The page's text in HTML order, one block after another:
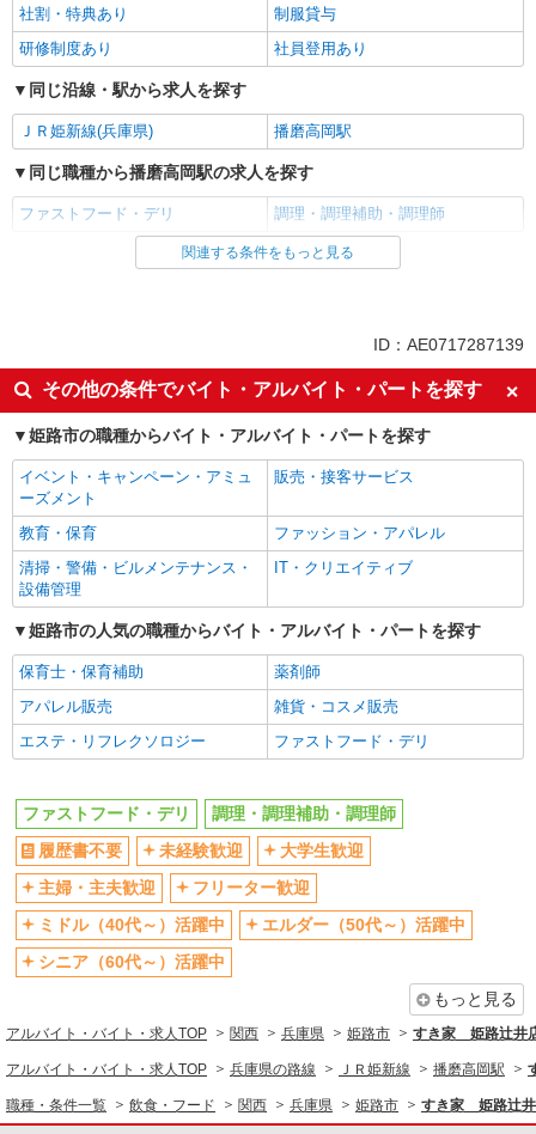
社割・特典あり
制服貸与
研修制度あり
社員登用あり
同じ沿線・駅から求人を探す
ＪＲ姫新線(兵庫県) 播磨高岡駅
同じ職種から播磨高岡駅の求人を探す
ファストフード・デリ 調理・調理補助・調理師
同じ雇用形態から播磨高岡駅の求人を探す
履歴書不要
未経験歓迎
大学生歓迎
主婦・主夫歓迎
フリーター歓迎
ミドル（40代～）活躍中
エルダー（50代～）活躍中
シニア（60代～）活躍中
週2～3日勤務OK
短時間勤務（1日4h以内）OK
深夜
車通勤OK
扶養内勤務OK
社会保険あり
まかない・食事補助
社割・特典あり
制服貸与
研修制度あり
社員登用あり
同じ職種から求人を探す
ファストフード・デリ
調理・調理補助・調理師
同じ特徴から求人を探す
未経験歓迎
大学生歓迎
ミドル（40代～）活躍中
週2～3日勤務OK
短時間勤務（1日4h以内）OK
交通費支給
社会保険あり
まかない・食事補助
社員登用あり
関連する条件をもっと見る
ID：AE0717287139
その他の条件でバイト・アルバイト・パートを探す
姫路市の職種からバイト・アルバイト・パートを探す
イベント・キャンペーン・アミュ
ーズメント
販売・接客サービス
教育・保育
ファッション・アパレル
清掃・警備・ビルメンテナンス・
設備管理
IT・クリエイティブ
姫路市の人気の職種からバイト・アルバイト・パートを探す
保育士・保育補助
薬剤師
アパレル販売
雑貨・コスメ販売
エステ・リフレクソロジー
ファストフード・デリ
ファストフード・デリ
調理・調理補助・調理師
履歴書不要
未経験歓迎
大学生歓迎
主婦・主夫歓迎
フリーター歓迎
ミドル（40代～）活躍中
エルダー（50代～）活躍中
シニア（60代～）活躍中
もっと見る
アルバイト・バイト・求人TOP 関西 兵庫県 姫路市 すき家 姫路辻井
アルバイト・バイト・求人TOP 兵庫県の路線 ＪＲ姫新線 播磨高岡駅
職種・条件一覧 飲食・フード 関西 兵庫県 姫路市 すき家 姫路辻井